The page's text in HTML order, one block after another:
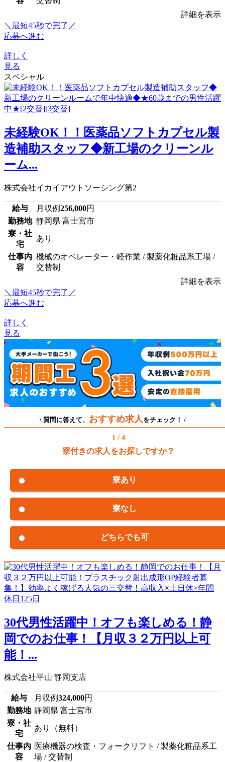
詳細を表示
＼最短45秒で完了／
応募へ進む
詳しく
見る
スペシャル
未経験OK！！医薬品ソフトカプセル製
造補助スタッフ◆新工場のクリーンル
ーム...
株式会社イカイアウトソーシング第2
給与 月収例256,000円
勤務地 静岡県 富士宮市
寮・社
宅
あり
仕事内
容
機械のオペレーター・軽作業 / 製薬化粧品系工場 /
交替制
詳細を表示
＼最短45秒で完了／
応募へ進む
詳しく
見る
\ 質問に答えて、 おすすめ求人 をチェック！ /
1 / 4
寮付きの求人をお探しですか？
寮あり
寮なし
どちらでも可
30代男性活躍中！オフも楽しめる！静
岡でのお仕事！【月収３２万円以上可
能！...
株式会社平山 静岡支店
給与 月収例324,000円
勤務地 静岡県 富士宮市
寮・社
宅
あり（無料）
仕事内
容
医療機器の検査・フォークリフト / 製薬化粧品系工
場 / 交替制